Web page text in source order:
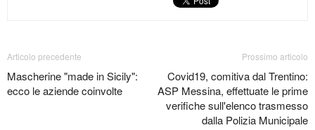
Articolo precedente
Mascherine "made in Sicily":
ecco le aziende coinvolte
Prossimo articolo
Covid19, comitiva dal Trentino:
ASP Messina, effettuate le prime
verifiche sull'elenco trasmesso
dalla Polizia Municipale